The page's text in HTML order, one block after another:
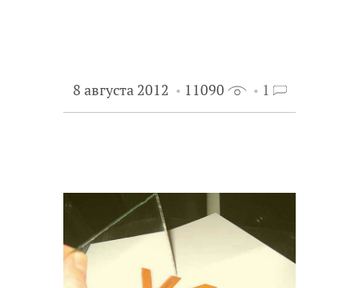
8 августа 2012 11090 1